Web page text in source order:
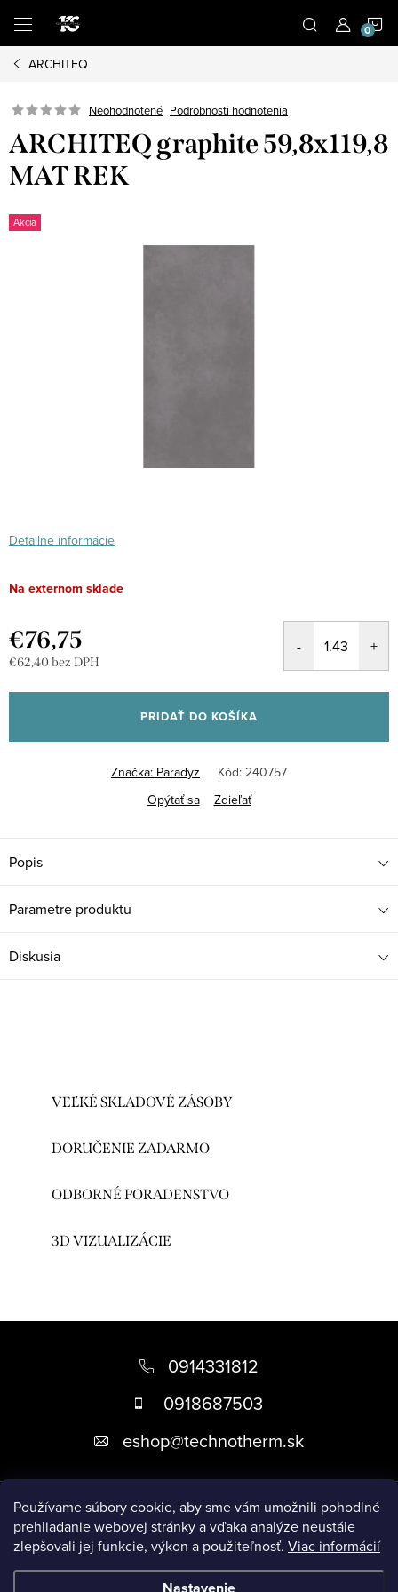
Používame súbory cookie, aby sme vám umožnili pohodlné
prehliadanie webovej stránky a vďaka analýze neustále
zlepšovali jej funkcie, výkon a použiteľnosť. Viac informácií
obsah
ARCHITEQ
Neohodnotené Podrobnosti hodnotenia
ARCHITEQ graphite 59,8x119,8
MAT REK
Akcia
Detailné informácie
Na externom sklade
€76,75
€62,40 bez DPH
cena:
PRIDAŤ DO KOŠÍKA
Značka: Paradyz Kód: 240757
Opýtať sa
Zdieľať
Popis
Parametre produktu
Diskusia
VEĽKÉ SKLADOVÉ ZÁSOBY
DORUČENIE ZADARMO
ODBORNÉ PORADENSTVO
3D VIZUALIZÁCIE
i
0914331812
0918687503
eshop@technotherm.sk
Informácie
Prijímame online platby